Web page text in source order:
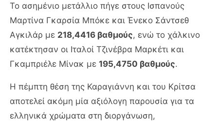
Το ασημένιο μετάλλιο πήγε στους Ισπανούς
Μαρτίνα Γκαρσία Μπόκε και Ένεκο Σάντσεθ
Αγκιλάρ με 218,4416 βαθμούς, ενώ το χάλκινο
κατέκτησαν οι Ιταλοί Τζινέβρα Μαρκέτι και
Γκαμπριέλε Μίνακ με 195,4750 βαθμούς.
Η πέμπτη θέση της Καραγιάννη και του Κρίτσα
αποτελεί ακόμη μία αξιόλογη παρουσία για τα
ελληνικά χρώματα στη διοργάνωση,